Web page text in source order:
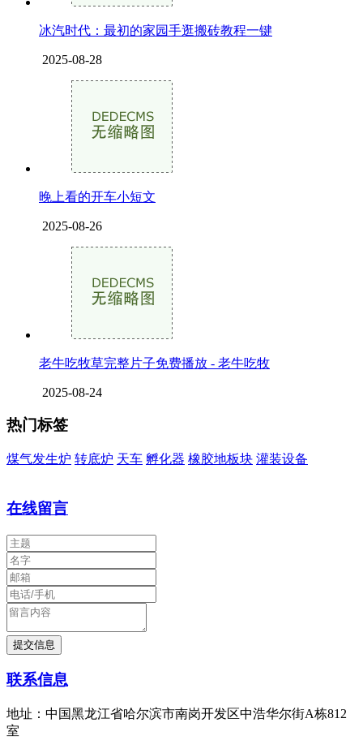
冰汽时代：最初的家园手逛搬砖教程一键
2025-08-28
晚上看的开车小短文
2025-08-26
老牛吃牧草完整片子免费播放 - 老牛吃牧
2025-08-24
热门标签
煤气发生炉 转底炉 天车 孵化器 橡胶地板块 灌装设备
在线留言
联系信息
地址：中国黑龙江省哈尔滨市南岗开发区中浩华尔街A栋812
室